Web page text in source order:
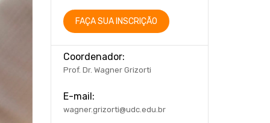
FAÇA SUA INSCRIÇÃO
Coordenador:
Prof. Dr. Wagner Grizorti
E-mail:
wagner.grizorti@udc.edu.br